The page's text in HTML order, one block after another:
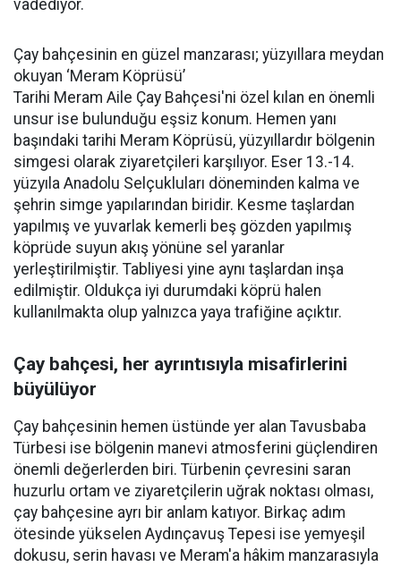
vadediyor.
Çay bahçesinin en güzel manzarası; yüzyıllara meydan
okuyan ‘Meram Köprüsü’
Tarihi Meram Aile Çay Bahçesi'ni özel kılan en önemli
unsur ise bulunduğu eşsiz konum. Hemen yanı
başındaki tarihi Meram Köprüsü, yüzyıllardır bölgenin
simgesi olarak ziyaretçileri karşılıyor. Eser 13.-14.
yüzyıla Anadolu Selçukluları döneminden kalma ve
şehrin simge yapılarından biridir. Kesme taşlardan
yapılmış ve yuvarlak kemerli beş gözden yapılmış
köprüde suyun akış yönüne sel yaranlar
yerleştirilmiştir. Tabliyesi yine aynı taşlardan inşa
edilmiştir. Oldukça iyi durumdaki köprü halen
kullanılmakta olup yalnızca yaya trafiğine açıktır.
Çay bahçesi, her ayrıntısıyla misafirlerini
büyülüyor
Çay bahçesinin hemen üstünde yer alan Tavusbaba
Türbesi ise bölgenin manevi atmosferini güçlendiren
önemli değerlerden biri. Türbenin çevresini saran
huzurlu ortam ve ziyaretçilerin uğrak noktası olması,
çay bahçesine ayrı bir anlam katıyor. Birkaç adım
ötesinde yükselen Aydınçavuş Tepesi ise yemyeşil
dokusu, serin havası ve Meram'a hâkim manzarasıyla